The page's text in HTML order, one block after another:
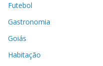
Futebol
Gastronomia
Goiás
Habitação